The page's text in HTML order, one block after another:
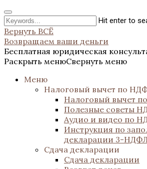
Hit enter to
Вернуть ВСЁ
Возвращаем ваши деньги
Бесплатная юридическая
Раскрыть менюСвернуть меню
Меню
Налоговый вычет по
Налоговый вычет
Полезные советы
Аудио и видео по
Инструкция по
декларации 3-
Сдача декларации
Сдача декларации